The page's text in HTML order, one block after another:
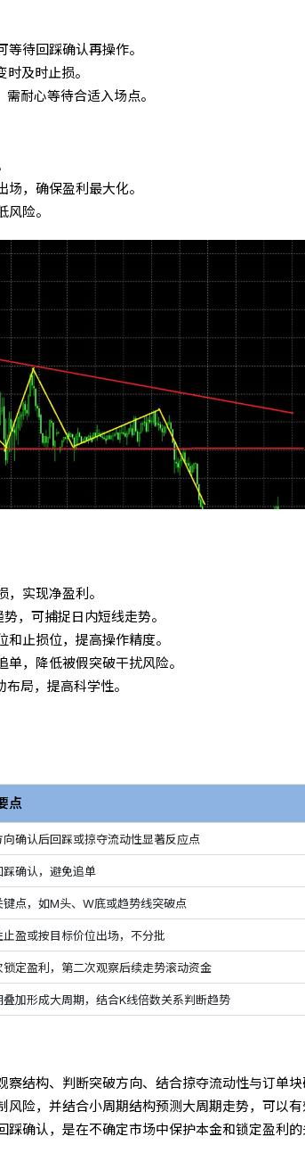
待回踩确认再操作。
时及时止损。
耐心等待合适入场点。
，确保盈利最大化。
险。
实现净盈利。
，可捕捉日内短线走势。
止损位，提高操作精度。
，降低被假突破干扰风险。
局，提高科学性。
点
向确认后回踩或掠夺流动性显著反应点
踩确认，避免追单
键点，如M头、W底或趋势线突破点
止盈或按目标价位出场，不分批
锁定盈利，第二次观察后续走势滚动资金
叠加形成大周期，结合K线倍数关系判断趋势
结构、判断突破方向、结合掠夺流动性与订单
险，并结合小周期结构预测大周期走势，可以
确认，是在不确定市场中保护本金和锁定盈利